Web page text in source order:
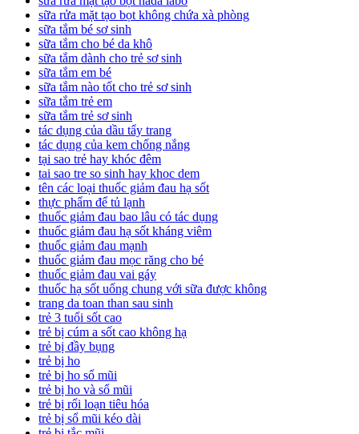
sữa rửa mặt tạo bọt không chứa xà phòng
sữa tắm bé sơ sinh
sữa tắm cho bé da khô
sữa tắm dành cho trẻ sơ sinh
sữa tắm em bé
sữa tắm nào tốt cho trẻ sơ sinh
sữa tắm trẻ em
sữa tắm trẻ sơ sinh
tác dụng của dầu tẩy trang
tác dụng của kem chống nắng
tại sao trẻ hay khóc đêm
tai sao tre so sinh hay khoc dem
tên các loại thuốc giảm đau hạ sốt
thực phẩm để tủ lạnh
thuốc giảm đau bao lâu có tác dụng
thuốc giảm đau hạ sốt kháng viêm
thuốc giảm đau mạnh
thuốc giảm đau mọc răng cho bé
thuốc giảm đau vai gáy
thuốc hạ sốt uống chung với sữa được không
trang da toan than sau sinh
trẻ 3 tuổi sốt cao
trẻ bị cúm a sốt cao không hạ
trẻ bị đầy bụng
trẻ bị ho
trẻ bị ho sổ mũi
trẻ bị ho và sổ mũi
trẻ bị rối loạn tiêu hóa
trẻ bị sổ mũi kéo dài